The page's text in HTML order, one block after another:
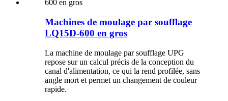
Machines de moulage par soufflage
LQ15D-600 en gros
La machine de moulage par soufflage UPG
repose sur un calcul précis de la conception du
canal d'alimentation, ce qui la rend profilée, sans
angle mort et permet un changement de couleur
rapide.